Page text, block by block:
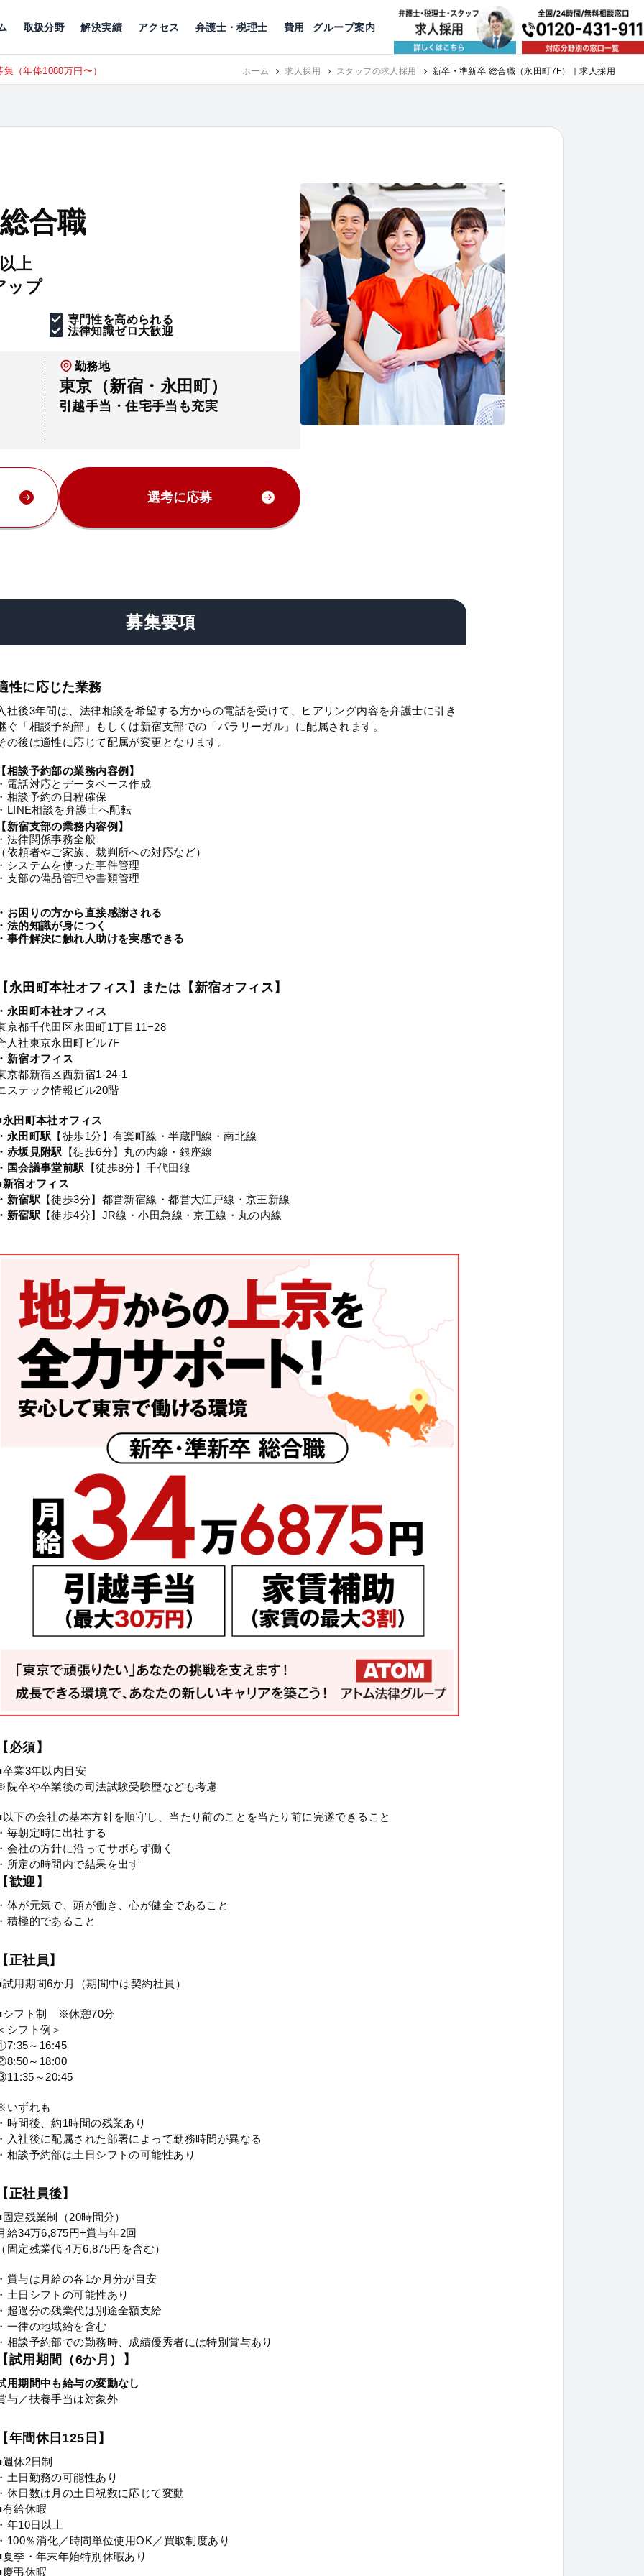
取扱分野
公益活動
解決実績 アクセス
京都 神戸 福岡
弁護士・税理士 費用 グループ案内
（年俸1080万円〜） RECRUIT 東京にて、相談予約スタッフ募集（月給38万以上）
合職
上
ップ
専門性を高められる
法律知識ゼロ大歓迎
勤務地
東京（新宿・永田町）
引越手当・住宅手当も充実
選考に応募
募集要項
性に応じた業務
社後3年間は、法律相談を希望する方からの電話を受けて、ヒアリング内容を弁護士に引き
ぐ「相談予約部」もしくは新宿支部での「パラリーガル」に配属されます。
の後は適性に応じて配属が変更となります。
相談予約部の業務内容例】
電話対応とデータベース作成
相談予約の日程確保
LINE相談を弁護士へ配転
新宿支部の業務内容例】
法律関係事務全般
依頼者やご家族、裁判所への対応など）
システムを使った事件管理
支部の備品管理や書類管理
お困りの方から直接感謝される
法的知識が身につく
事件解決に触れ人助けを実感できる
永田町本社オフィス】または【新宿オフィス】
永田町本社オフィス
京都千代田区永田町1丁目11−28
人社東京永田町ビル7F
新宿オフィス
京都新宿区西新宿1-24-1
ステック情報ビル20階
永田町本社オフィス
永田町駅 【徒歩1分】有楽町線・半蔵門線・南北線
赤坂見附駅
【徒歩6分】丸の内線・銀座線
国会議事堂前駅
【徒歩8分】千代田線
新宿オフィス
新宿駅 【徒歩3分】都営新宿線・都営大江戸線・京王新線
新宿駅 【徒歩4分】JR線・小田急線・京王線・丸の内線
必須】
卒業3年以内目安
院卒や卒業後の司法試験受験歴なども考慮
以下の会社の基本方針を順守し、当たり前のことを当たり前に完遂できること
毎朝定時に出社する
会社の方針に沿ってサボらず働く
所定の時間内で結果を出す
歓迎】
体が元気で、頭が働き、心が健全であること
積極的であること
正社員】
試用期間6か月（期間中は契約社員）
シフト制 ※休憩70分
シフト例＞
～16:45
～18:00
～20:45
いずれも
時間後、約1時間の残業あり
入社後に配属された部署によって勤務時間が異なる
相談予約部は土日シフトの可能性あり
正社員後】
定残業制（20時間分）
給34万6,875円+賞与年2回
固定残業代 4万6,875円を含む）
賞与は月給の各1か月分が目安
土日シフトの可能性あり
超過分の残業代は別途全額支給
一律の地域給を含む
相談予約部での勤務時、成績優秀者には特別賞与あり
試用期間（6か月）】
用期間中も給与の変動なし
与／扶養手当は対象外
年間休日125日】
休2日制
土日勤務の可能性あり
休日数は月の土日祝数に応じて変動
有給休暇
年10日以上
100％消化／時間単位使用OK／買取制度あり
夏季・年末年始特別休暇あり
慶弔休暇
ホーム 求人採用 スタッフの求人採用 新卒・準新卒 総合職（永田町7F）｜求人採用